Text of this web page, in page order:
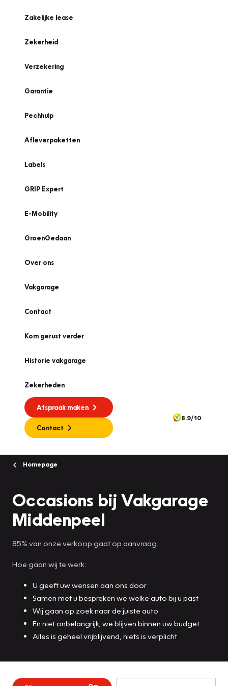
Zakelijke lease
Zekerheid
Verzekering
Garantie
Pechhulp
Afleverpaketten
Labels
GRIP Expert
E-Mobility
GroenGedaan
Over ons
Vakgarage
Contact
Kom gerust verder
Historie vakgarage
Zekerheden
Afspraak maken
Contact
8.9/10
Homepage
Occasions bij Vakgarage
Middenpeel
85% van onze verkoop gaat op aanvraag.
Hoe gaan wij te werk:
U geeft uw wensen aan ons door
Samen met u bespreken we welke auto bij u past
Wij gaan op zoek naar de juiste auto
En niet onbelangrijk; we blijven binnen uw budget
Alles is geheel vrijblijvend, niets is verplicht